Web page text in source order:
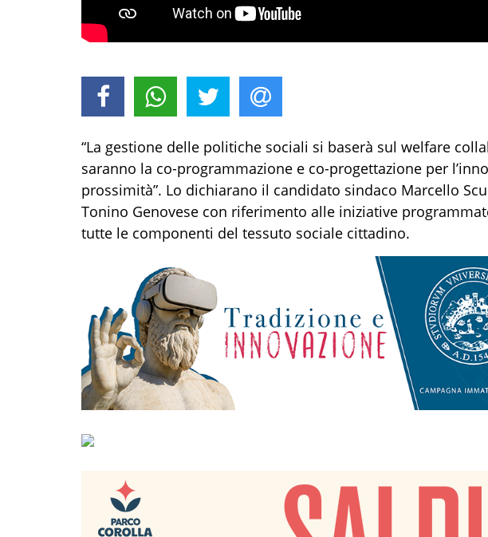
“La gestione delle politiche sociali si baserà sul welfare
saranno la co-programmazione e co-progettazione per
prossimità”. Lo dichiarano il candidato sindaco Marcello
Tonino Genovese con riferimento alle iniziative
tutte le componenti del tessuto sociale cittadino.